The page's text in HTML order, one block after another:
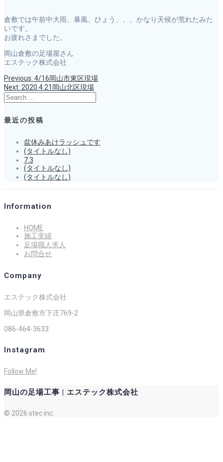
倉敷では午前中大雨、暴風、ひょう、、、かなり天候が荒れたみた
いです。
お疲れさまでした。
岡山倉敷の足場屋さん
エステック株式会社
投
稿
ビ
ゲ
ー
シ
ョ
ン
Previous: Previous
post:
4/16岡山市東区現場
Next: Next
post:
2020.4.21岡山北区現場
Search
for:
最近の投稿
盆休みあけラッシュです
(タイトルなし)
7.3
(タイトルなし)
(タイトルなし)
Information
HOME
施工実績
足場職人求人
お問合せ
Company
エステック株式会社
岡山県倉敷市下庄769-2
086-464-3633
Instagram
Follow Me!
岡山の足場工事 | エステック株式会社
© 2026 stec inc.